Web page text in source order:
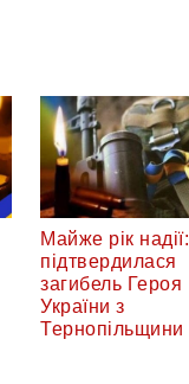
Майже рік надії:
підтвердилася
загибель Героя
України з
Тернопільщини